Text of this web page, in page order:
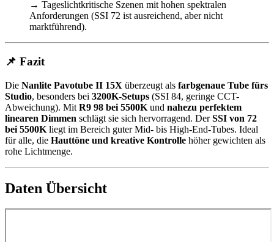
→ Tageslichtkritische Szenen mit hohen spektralen
Anforderungen (SSI 72 ist ausreichend, aber nicht
marktführend).
📌 Fazit
Die Nanlite Pavotube II 15X überzeugt als farbgenaue Tube fürs
Studio, besonders bei 3200K-Setups (SSI 84, geringe CCT-
Abweichung). Mit R9 98 bei 5500K und nahezu perfektem
linearen Dimmen schlägt sie sich hervorragend. DerSSI von 72
bei 5500K liegt im Bereich guter Mid- bis High-End-Tubes. Ideal
für alle, die Hauttöne und kreative Kontrolle höher gewichten als
rohe Lichtmenge.
Daten Übersicht